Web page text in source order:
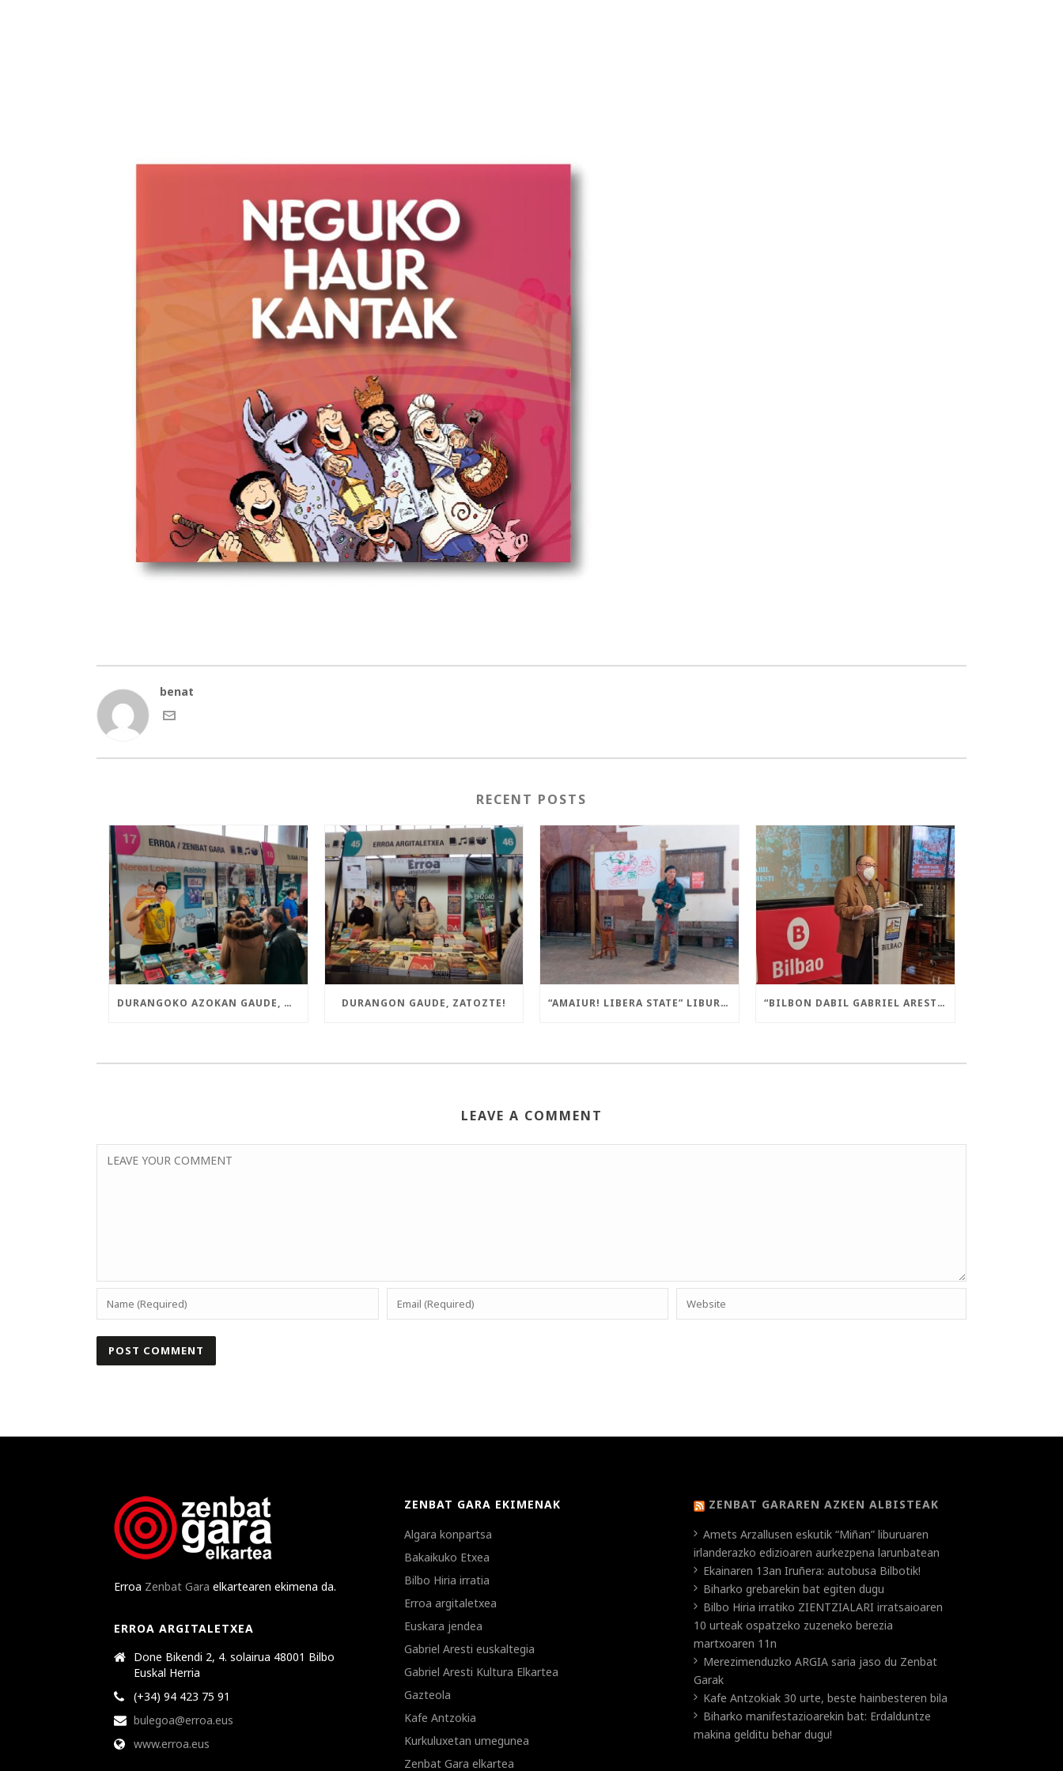
benat
RECENT POSTS
DURANGOKO AZOKAN GAUDE, NEREA LOIOLAREN ETA ASISKOREN LIBURU BERRIEKIN DURANGON GAUDE, ZATOZTE! “AMAIUR! LIBERA STATE” LIBURUA AURKEZTU DA AMAIURREN “BILBON DABIL GABRIEL ARESTI” LIBURUA AURKEZTU DA GAUR
LEAVE A COMMENT
Erroa Zenbat Gara elkartearen ekimena da.
ERROA ARGITALETXEA
Done Bikendi 2, 4. solairua 48001 Bilbo
Euskal Herria
(+34) 94 423 75 91
bulegoa@erroa.eus
www.erroa.eus
ZENBAT GARA EKIMENAK
Algara konpartsa
Bakaikuko Etxea
Bilbo Hiria irratia
Erroa argitaletxea
Euskara jendea
Gabriel Aresti euskaltegia
Gabriel Aresti Kultura Elkartea
Gazteola
Kafe Antzokia
Kurkuluxetan umegunea
Zenbat Gara elkartea
ZENBAT GARAREN AZKEN ALBISTEAK
Amets Arzallusen eskutik “Miñan” liburuaren
irlanderazko edizioaren aurkezpena larunbatean
Ekainaren 13an Iruñera: autobusa Bilbotik!
Biharko grebarekin bat egiten dugu
Bilbo Hiria irratiko ZIENTZIALARI irratsaioaren
10 urteak ospatzeko zuzeneko berezia
martxoaren 11n
Merezimenduzko ARGIA saria jaso du Zenbat
Garak
Kafe Antzokiak 30 urte, beste hainbesteren bila
Biharko manifestazioarekin bat: Erdalduntze
makina gelditu behar dugu!